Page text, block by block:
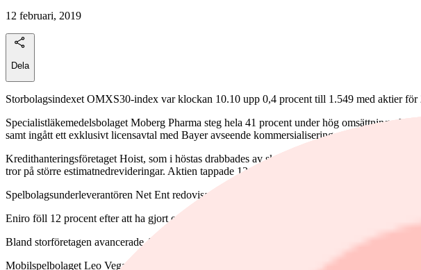
12 februari, 2019
Dela
Storbolagsindexet OMXS30-index var klockan 10.10 upp 0,4 procent till 1.549 med aktier
Specialistläkemedelsbolaget Moberg Pharma steg hela 41 procent under hög omsättning
samt ingått ett exklusivt licensavtal med Bayer avseende kommersialiseringen av
Kredithanteringsföretaget Hoist, som i höstas drabbades av skärpta riskvikter på förvärvade
tror på större estimatnedrevideringar. Aktien tappade 13 procent.
Spelbolagsunderleverantören Net Ent redovisade sjunkande siffror och har sett en trög start
Eniro föll 12 procent efter att ha gjort en goodwillnedskrivning på totalt 565 miljoner kronor
Bland storföretagen avancerade Autoliv 2,5 procent i linje med stark fordonsutveckling på
Mobilspelbolaget Leo Vegas redovisade ett ökat ebitda-resultat för fjärde kvartalet som dock